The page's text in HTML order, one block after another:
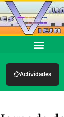
Actividades